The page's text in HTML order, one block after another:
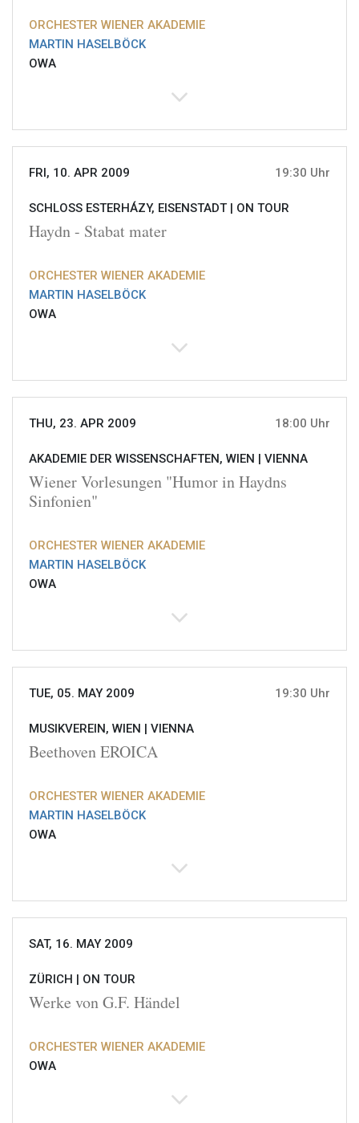
ORCHESTER WIENER AKADEMIE
MARTIN HASELBÖCK
OWA
FRI, 10. APR 2009 19:30 Uhr
SCHLOSS ESTERHÁZY, EISENSTADT | ON TOUR
Haydn - Stabat mater
ORCHESTER WIENER AKADEMIE
MARTIN HASELBÖCK
OWA
THU, 23. APR 2009 18:00 Uhr
AKADEMIE DER WISSENSCHAFTEN, WIEN | VIENNA
Wiener Vorlesungen "Humor in Haydns
Sinfonien"
ORCHESTER WIENER AKADEMIE
MARTIN HASELBÖCK
OWA
TUE, 05. MAY 2009 19:30 Uhr
MUSIKVEREIN, WIEN | VIENNA
Beethoven EROICA
ORCHESTER WIENER AKADEMIE
MARTIN HASELBÖCK
OWA
SAT, 16. MAY 2009
ZÜRICH | ON TOUR
Werke von G.F. Händel
ORCHESTER WIENER AKADEMIE
OWA